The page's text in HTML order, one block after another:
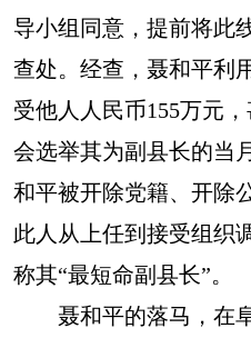
导小组同意，提前将此
查处。经查，聂和平利
受他人人民币155万元
会选举其为副县长的当
和平被开除党籍、开除
此人从上任到接受组织
称其“最短命副县长”。
聂和平的落马，在阜